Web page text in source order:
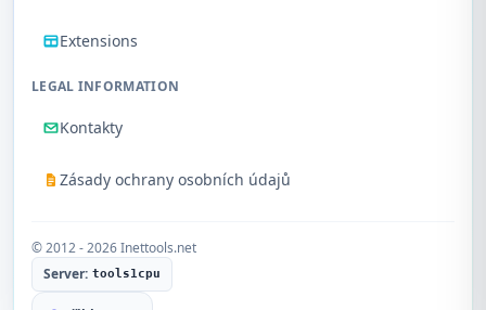
Extensions
LEGAL INFORMATION
Kontakty
Zásady ochrany osobních údajů
© 2012 - 2026 Inettools.net
Server: tools1cpu